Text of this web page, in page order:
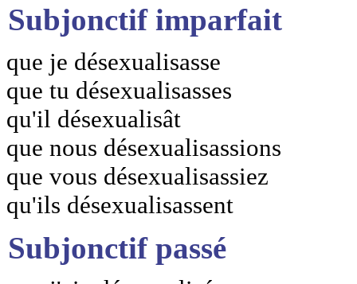
Subjonctif imparfait
que je désexualisasse
que tu désexualisasses
qu'il désexualisât
que nous désexualisassions
que vous désexualisassiez
qu'ils désexualisassent
Subjonctif passé